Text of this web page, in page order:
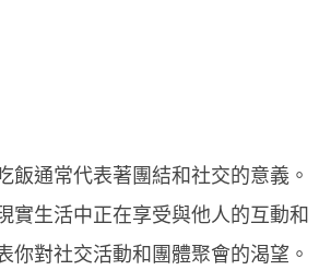
飯通常代表著團結和社交的意義。
實生活中正在享受與他人的互動和
你對社交活動和團體聚會的渴望。